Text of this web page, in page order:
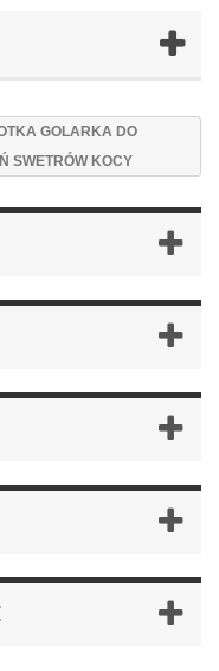
GOLARKA DO
SWETRÓW KOCY